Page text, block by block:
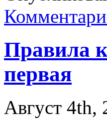
Правила
первая
Август 4th,